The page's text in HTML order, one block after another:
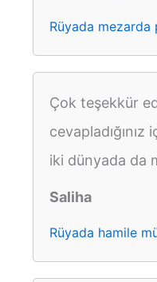
Rüyada
Çok teşekkür
cevapladığınız
iki dünyada da
Saliha
Rüyada hamile